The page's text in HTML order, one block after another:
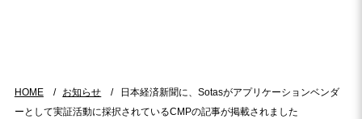
HOME お知らせ
日本経済新聞に、Sotasがアプリケーションベンダ
ーとして実証活動に採択されているCMPの記事が掲載されました